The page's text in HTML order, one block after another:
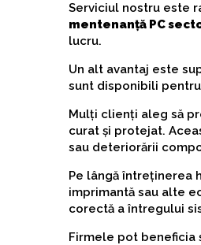
Serviciul nostru este
mentenanță PC
lucru.
Un alt avantaj este
sunt disponibili
Mulți clienți aleg să
curat și protejat.
sau deteriorării
Pe lângă întreținerea
imprimantă sau alte
corectă a întregului
Firmele pot beneficia